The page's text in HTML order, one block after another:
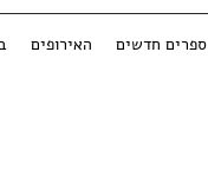
האירופים ספרים חדשים